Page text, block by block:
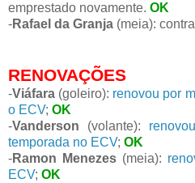
emprestado novamente. OK
-Rafael da Granja (meia):
RENOVAÇÕES
-Viáfara (goleiro): renovou por
o ECV; OK
-Vanderson (volante):
temporada no ECV; OK
-Ramon Menezes(meia):
ECV; OK